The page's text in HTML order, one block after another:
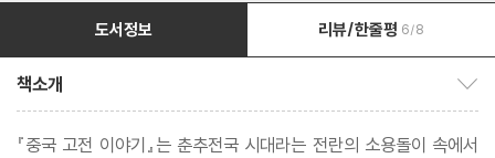
도서정보 리뷰/한줄평 6/8
책소개
『중국 고전 이야기』는 춘추전국 시대라는 전란의 소용돌이 속에서